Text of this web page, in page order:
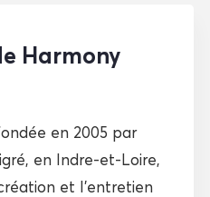
Harmony
en 2005 par
en Indre-et-Loire,
et l’entretien